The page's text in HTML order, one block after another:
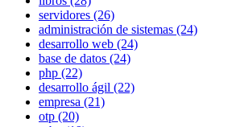
servidores (26)
administración de sistemas (24)
desarrollo web (24)
base de datos (24)
php (22)
desarrollo ágil (22)
empresa (21)
otp (20)